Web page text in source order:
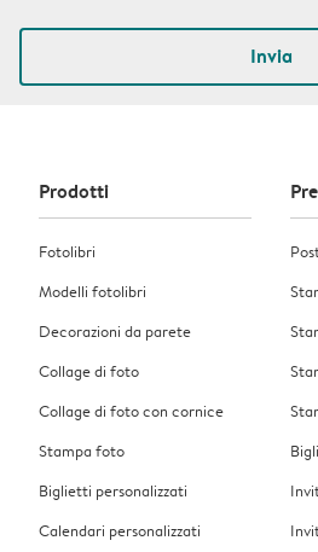
Invia
Prodotti
Fotolibri
Modelli fotolibri
Decorazioni da parete
Collage di foto
Collage di foto con cornice
Stampa foto
Biglietti personalizzati
Calendari personalizzati